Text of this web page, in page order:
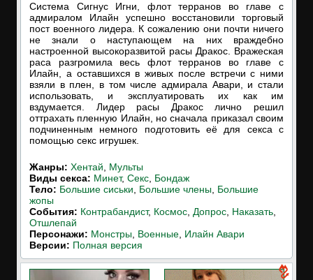
Система Сигнус Игни, флот терранов во главе с
адмиралом Илайн успешно восстановили торговый
пост военного лидера. К сожалению они почти ничего
не знали о наступающем на них враждебно
настроенной высокоразвитой расы Дракос. Вражеская
раса разгромила весь флот терранов во главе с
Илайн, а оставшихся в живых после встречи с ними
взяли в плен, в том числе адмирала Авари, и стали
использовать, и эксплуатировать их как им
вздумается. Лидер расы Дракос лично решил
оттрахать пленную Илайн, но сначала приказал своим
подчиненным немного подготовить её для секса с
помощью секс игрушек.
Жанры: Хентай
Мульты
Виды секса: Минет, Секс Бондаж
Тело: Большие сиськи Большие члены Большие
жопы
События: Контрабандист, Космос Допрос Наказать
Отшлепай
Персонажи: Монстры Военные Илайн Авари
Версии: Полная версия